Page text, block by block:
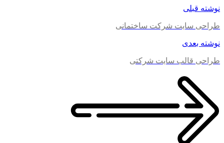
نوشته قبلی
طراحی سایت شرکت ساختمانی
نوشته بعدی
طراحی قالب سایت شرکتی